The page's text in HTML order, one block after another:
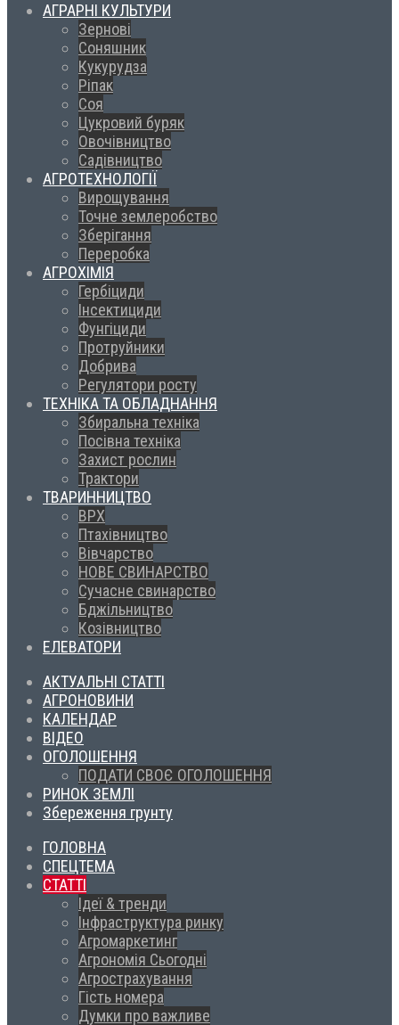
АГРАРНІ КУЛЬТУРИ
Зернові
Соняшник
Кукурудза
Ріпак
Соя
Цукровий буряк
Овочівництво
Садівництво
АГРОТЕХНОЛОГІЇ
Вирощування
Точне землеробство
Зберігання
Переробка
АГРОХІМІЯ
Гербіциди
Інсектициди
Фунгіциди
Протруйники
Добрива
Регулятори росту
ТЕХНІКА ТА ОБЛАДНАННЯ
Збиральна техніка
Посівна техніка
Захист рослин
Трактори
ТВАРИННИЦТВО
ВРХ
Птахівництво
Вівчарство
НОВЕ СВИНАРСТВО
Сучасне свинарство
Бджільництво
Козівництво
ЕЛЕВАТОРИ
АКТУАЛЬНІ СТАТТІ
АГРОНОВИНИ
КАЛЕНДАР
ВІДЕО
ОГОЛОШЕННЯ
ПОДАТИ СВОЄ ОГОЛОШЕННЯ
РИНОК ЗЕМЛІ
Збереження грунту
ГОЛОВНА
СПЕЦТЕМА
СТАТТІ
Ідеї & тренди
Інфраструктура ринку
Агромаркетинг
Агрономія Сьогодні
Агрострахування
Гість номера
Думки про важливе